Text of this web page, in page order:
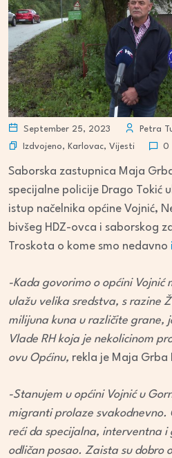
September 25, 2023
Petra
Izdvojeno, Karlovac, Vijesti 0
Saborska zastupnica Maja
specijalne policije Drago Tokić
istup načelnika općine Vojnić,
bivšeg HDZ-ovca i saborskog
Troskota o kome smo nedavno
-Kada govorimo o općini Vojnić
ulažu velika sredstva, s razine
milijuna kuna u različite grane,
Vlade RH koja je nekolicinom
ovu Općinu, rekla je Maja Grba
-Stanujem u općini Vojnić u
migranti prolaze svakodnevno.
reći da specijalna, interventna
odličan posao. Zaista su dobro